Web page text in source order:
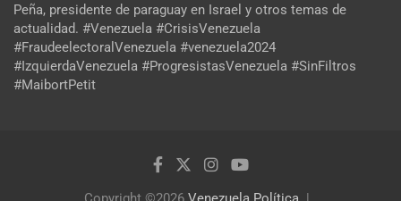
Peña, presidente de paraguay en Israel y otros temas de
actualidad. #Venezuela #CrisisVenezuela
#FraudeelectoralVenezuela #venezuela2024
#IzquierdaVenezuela #ProgresistasVenezuela #SinFiltros
#MaibortPetit